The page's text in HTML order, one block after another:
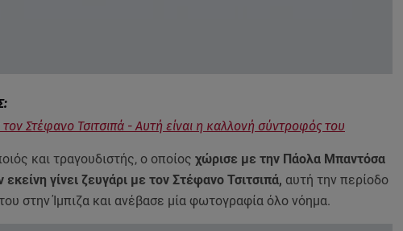
Στέφανο Τσιτσιπά - Αυτή είναι η καλλονή σύντροφός του
και τραγουδιστής, ο οποίος χώρισε με την Πάολα Μπαντόσα
γίνει ζευγάρι με τον Στέφανο Τσιτσιπά, αυτή την περίοδο
στην Ίμπιζα και ανέβασε μία φωτογραφία όλο νόημα.